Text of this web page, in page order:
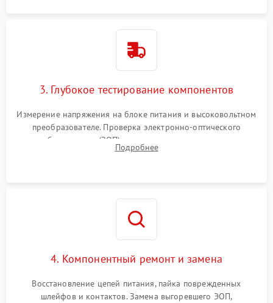
3. Глубокое тестирование компонентов
Измерение напряжения на блоке питания и высоковольтном
преобразователе. Проверка электронно-оптического
преобразователя (ЭОП) на стенде на предмет эмиссии,
шумов и засветок. Диагностика микросхем цифровых
Подробнее
4. Компонентный ремонт и замена
Восстановление цепей питания, пайка поврежденных
шлейфов и контактов. Замена выгоревшего ЭОП,